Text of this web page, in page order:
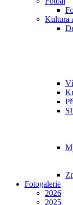
Kultura
Fotogalerie
2026
2025